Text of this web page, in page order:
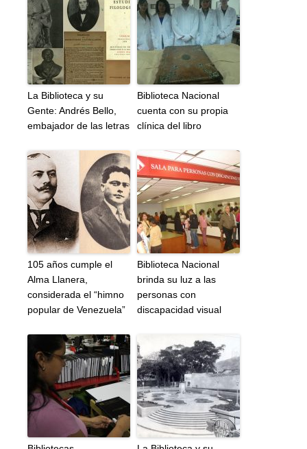
La Biblioteca y su
Gente: Andrés Bello,
embajador de las letras
Biblioteca Nacional
cuenta con su propia
clínica del libro
105 años cumple el
Alma Llanera,
considerada el “himno
popular de Venezuela”
Biblioteca Nacional
brinda su luz a las
personas con
discapacidad visual